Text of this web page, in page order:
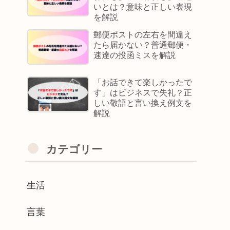
いとは？意味と正しい表現
を解説
郵便ポストの左右を間違え
たら届かない？普通郵便・
速達の投函ミスを解説
「お話できて楽しかったで
す」はビジネスで失礼？正
しい敬語と言い換え例文を
解説
カテゴリー
生活
言葉